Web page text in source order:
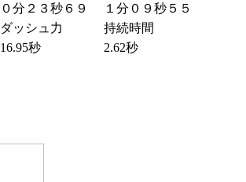
０分２３秒６９
１分０９秒５５
ダッシュ力
持続時間
16.95秒 2.62秒